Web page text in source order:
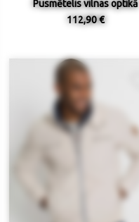
Pusmētelis vilnas optikā
112,90 €